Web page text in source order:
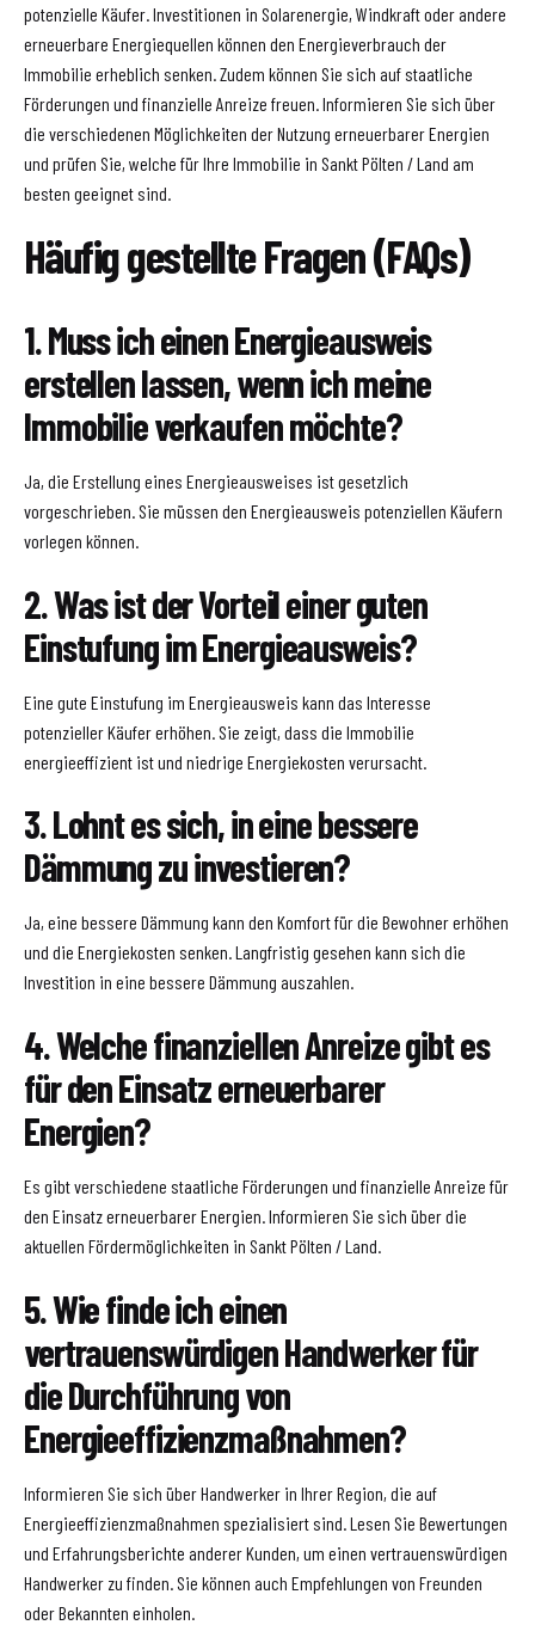
potenzielle Käufer. Investitionen in Solarenergie, Windkraft oder andere
erneuerbare Energiequellen können den Energieverbrauch der
Immobilie erheblich senken. Zudem können Sie sich auf staatliche
Förderungen und finanzielle Anreize freuen. Informieren Sie sich über
die verschiedenen Möglichkeiten der Nutzung erneuerbarer Energien
und prüfen Sie, welche für Ihre Immobilie in Sankt Pölten / Land am
besten geeignet sind.
Häufig gestellte Fragen (FAQs)
1. Muss ich einen Energieausweis
erstellen lassen, wenn ich meine
Immobilie verkaufen möchte?
Ja, die Erstellung eines Energieausweises ist gesetzlich
vorgeschrieben. Sie müssen den Energieausweis potenziellen Käufern
vorlegen können.
2. Was ist der Vorteil einer guten
Einstufung im Energieausweis?
Eine gute Einstufung im Energieausweis kann das Interesse
potenzieller Käufer erhöhen. Sie zeigt, dass die Immobilie
energieeffizient ist und niedrige Energiekosten verursacht.
3. Lohnt es sich, in eine bessere
Dämmung zu investieren?
Ja, eine bessere Dämmung kann den Komfort für die Bewohner erhöhen
und die Energiekosten senken. Langfristig gesehen kann sich die
Investition in eine bessere Dämmung auszahlen.
4. Welche finanziellen Anreize gibt es
für den Einsatz erneuerbarer
Energien?
Es gibt verschiedene staatliche Förderungen und finanzielle Anreize für
den Einsatz erneuerbarer Energien. Informieren Sie sich über die
aktuellen Fördermöglichkeiten in Sankt Pölten / Land.
5. Wie finde ich einen
vertrauenswürdigen Handwerker für
die Durchführung von
Energieeffizienzmaßnahmen?
Informieren Sie sich über Handwerker in Ihrer Region, die auf
Energieeffizienzmaßnahmen spezialisiert sind. Lesen Sie Bewertungen
und Erfahrungsberichte anderer Kunden, um einen vertrauenswürdigen
Handwerker zu finden. Sie können auch Empfehlungen von Freunden
oder Bekannten einholen.